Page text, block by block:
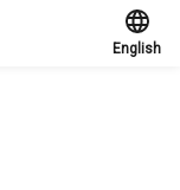
English